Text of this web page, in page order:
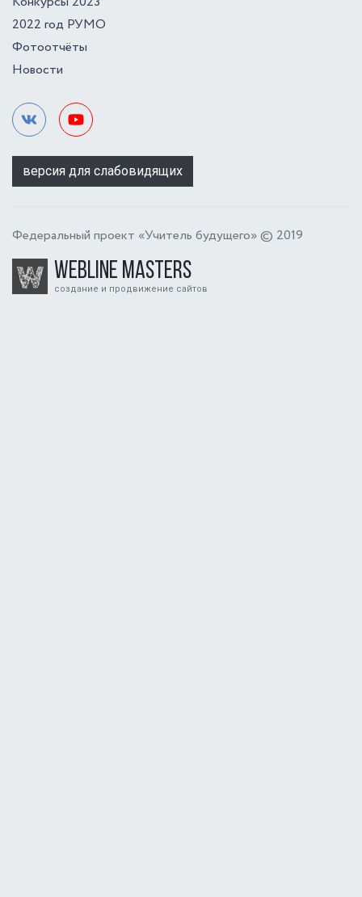
2022 год РУМО
Фотоотчёты
Новости
версия для слабовидящих
Федеральный проект «Учитель будущего» © 2019
Webline Masters
создание и продвижение сайтов